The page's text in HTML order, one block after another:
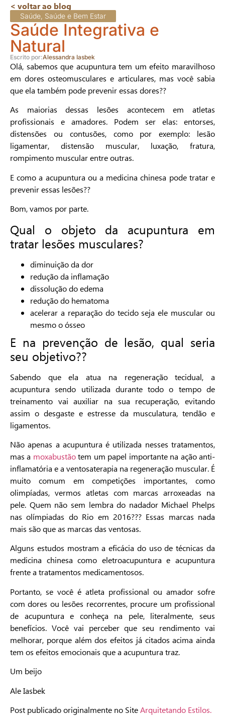
< voltar ao blog
Saúde Saúde e Bem Estar
Saúde Integrativa e
Natural
Escrito por:Alessandra Iasbek
Olá, sabemos que acupuntura tem um efeito maravilhoso
em dores osteomusculares e articulares, mas você sabia
que ela também pode prevenir essas dores??
As maiorias dessas lesões acontecem em atletas
profissionais e amadores. Podem ser elas: entorses,
distensões ou contusões, como por exemplo: lesão
ligamentar, distensão muscular, luxação, fratura,
rompimento muscular entre outras.
E como a acupuntura ou a medicina chinesa pode tratar e
prevenir essas lesões??
Bom, vamos por parte.
Qual o objeto da acupuntura em
tratar lesões musculares?
diminuição da dor
redução da inflamação
dissolução do edema
redução do hematoma
acelerar a reparação do tecido seja ele muscular ou
mesmo o ósseo
E na prevenção de lesão, qual seria
seu objetivo??
Sabendo que ela atua na regeneração tecidual, a
acupuntura sendo utilizada durante todo o tempo de
treinamento vai auxiliar na sua recuperação, evitando
assim o desgaste e estresse da musculatura, tendão e
ligamentos.
Não apenas a acupuntura é utilizada nesses tratamentos,
mas a moxabustãotem um papel importante na ação anti-
inflamatória e a ventosaterapia na regeneração muscular. É
muito comum em competições importantes, como
olimpíadas, vermos atletas com marcas arroxeadas na
pele. Quem não sem lembra do nadador Michael Phelps
nas olímpiadas do Rio em 2016??? Essas marcas nada
mais são que as marcas das ventosas.
Alguns estudos mostram a eficácia do uso de técnicas da
medicina chinesa como eletroacupuntura e acupuntura
frente a tratamentos medicamentosos.
Portanto, se você é atleta profissional ou amador sofre
com dores ou lesões recorrentes, procure um profissional
de acupuntura e conheça na pele, literalmente, seus
benefícios. Você vai perceber que seu rendimento vai
melhorar, porque além dos efeitos já citados acima ainda
tem os efeitos emocionais que a acupuntura traz.
Um beijo
Ale Iasbek
Post publicado originalmente no SiteArquitetando Estilos.